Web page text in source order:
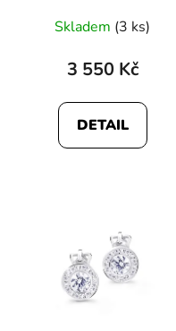
Skladem (3 ks)
3 550 Kč
DETAIL